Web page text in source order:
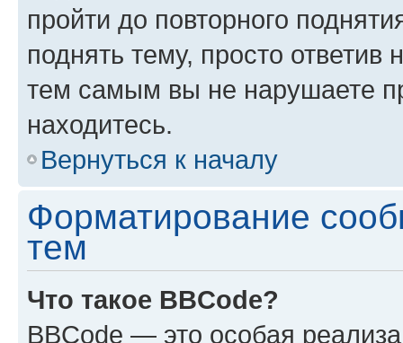
пройти до повторного
поднять тему, просто ответив
тем самым вы не нарушаете
находитесь.
Вернуться к началу
Форматирование
тем
Что такое BBCode?
BBCode — это особая